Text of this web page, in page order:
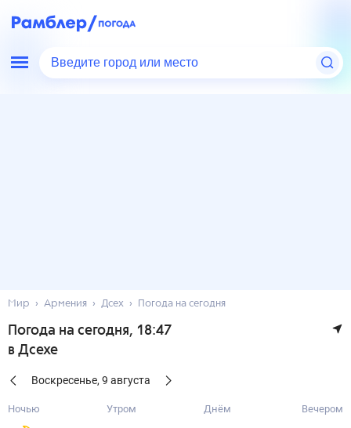
Введите город или место
Мир Армения Дсех Погода на сегодня
Погода на сегодня, 18:47
в Дсехе
Воскресенье, 9 августа
Ночью Утром Днём Вечером